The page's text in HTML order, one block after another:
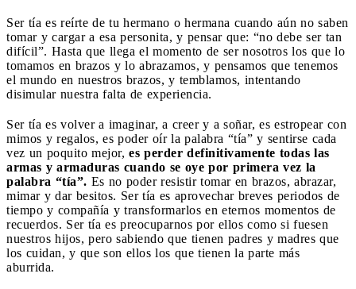
Ser tía es reírte de tu hermano o hermana cuando aún no saben
tomar y cargar a esa personita, y pensar que: “no debe ser tan
difícil”. Hasta que llega el momento de ser nosotros los que lo
tomamos en brazos y lo abrazamos, y pensamos que tenemos
el mundo en nuestros brazos, y temblamos, intentando
disimular nuestra falta de experiencia.
Ser tía es volver a imaginar, a creer y a soñar, es estropear con
mimos y regalos, es poder oír la palabra “tía” y sentirse cada
vez un poquito mejor, es perder definitivamente todas las
armas y armaduras cuando se oye por primera vez la
palabra “tía”. Es no poder resistir tomar en brazos, abrazar,
mimar y dar besitos. Ser tía es aprovechar breves periodos de
tiempo y compañía y transformarlos en eternos momentos de
recuerdos. Ser tía es preocuparnos por ellos como si fuesen
nuestros hijos, pero sabiendo que tienen padres y madres que
los cuidan, y que son ellos los que tienen la parte más
aburrida.